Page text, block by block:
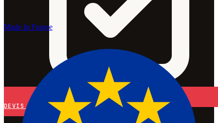
DEVIS
Made In France